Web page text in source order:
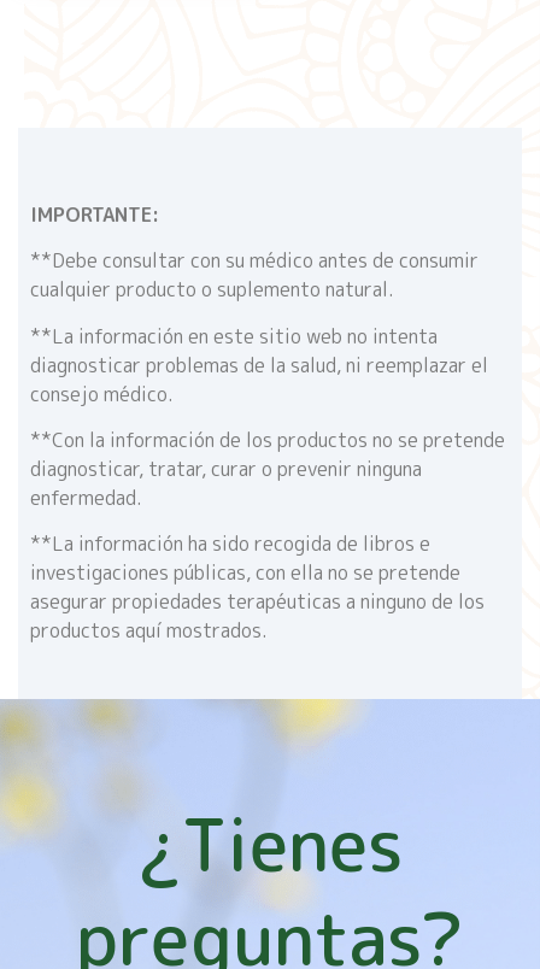
IMPORTANTE:
**Debe consultar con su médico antes de consumir
cualquier producto o suplemento natural.
**La información en este sitio web no intenta
diagnosticar problemas de la salud, ni reemplazar el
consejo médico.
**Con la información de los productos no se pretende
diagnosticar, tratar, curar o prevenir ninguna
enfermedad.
**La información ha sido recogida de libros e
investigaciones públicas, con ella no se pretende
asegurar propiedades terapéuticas a ninguno de los
productos aquí mostrados.
¿Tienes
preguntas?